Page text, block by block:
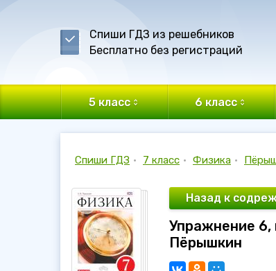
Спиши ГДЗ из решебников
Бесплатно без регистраций
5 класс 6 класс
Спиши ГДЗ • 7 класс • Физика •
Назад к
Упражнение 6,
Пёрышкин